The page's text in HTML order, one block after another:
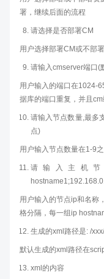
署，继续后面的流程
请选择是否部署CM
用户选择部署CM或不部
请输入cmserver端口(
用户输入的端口在1024-
据库的端口重复，并且
请输入节点数量,最多
点)
用户输入节点数量在1-9
请输入主机节
用户输入的节点ip和名称
格分隔，每一组ip
生成的xml路径是: /
默认生成的xml路径在
xml的内容